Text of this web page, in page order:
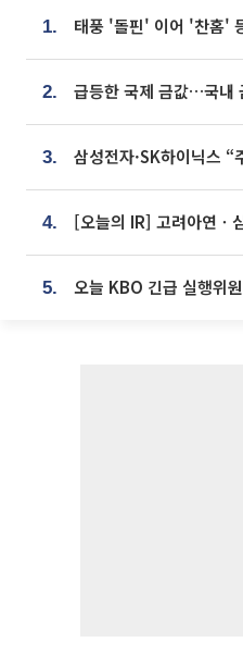
1.
2. 급등한 국제 금값…국내
3. 삼성전자·SK하이닉스
4. [오늘의 IR] 고려아연ㆍ
5. 오늘 KBO 긴급 실행위